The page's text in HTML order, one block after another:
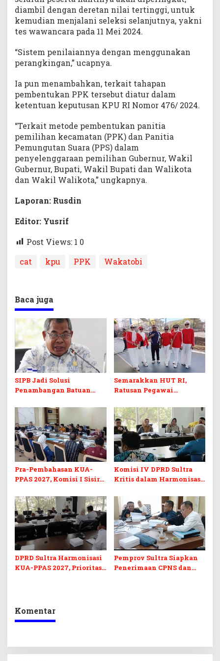
diambil dengan deretan nilai tertinggi, untuk
kemudian menjalani seleksi selanjutnya, yakni
tes wawancara pada 11 Mei 2024.
“Sistem penilaiannya dengan menggunakan
perangkingan,” ucapnya.
Ia pun menambahkan, terkait tahapan
pembentukan PPK tersebut diatur dalam
ketentuan keputusan KPU RI Nomor 476/ 2024.
“Terkait metode pembentukan panitia
pemilihan kecamatan (PPK) dan Panitia
Pemungutan Suara (PPS) dalam
penyelenggaraan pemilihan Gubernur, Wakil
Gubernur, Bupati, Wakil Bupati dan Walikota
dan Wakil Walikota,” ungkapnya.
Laporan: Rusdin
Editor: Yusrif
Post Views: 1 0
cat
kpu PPK Wakatobi
Baca juga
SIPB Jadi Solusi
Penambangan Batuan
di Sultra
Semarakkan HUT RI,
Ratusan Pegawai
Ikuti Lomba Bola Gotong
Pra-Pembahasan KUA-
PPAS 2027, Komisi I Sisir
Berkelanjutan
Komisi IV DPRD Sultra
Kritis dalam Harmonisasi
Perubahan APBD 2026
DPRD Sultra Harmonisasi
KUA-PPAS 2027, Prioritas
Pemprov Sultra Siapkan
Penerimaan CPNS dan
Komentar